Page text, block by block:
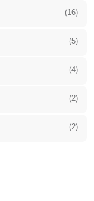
(16)
(5)
(4)
(2)
(2)